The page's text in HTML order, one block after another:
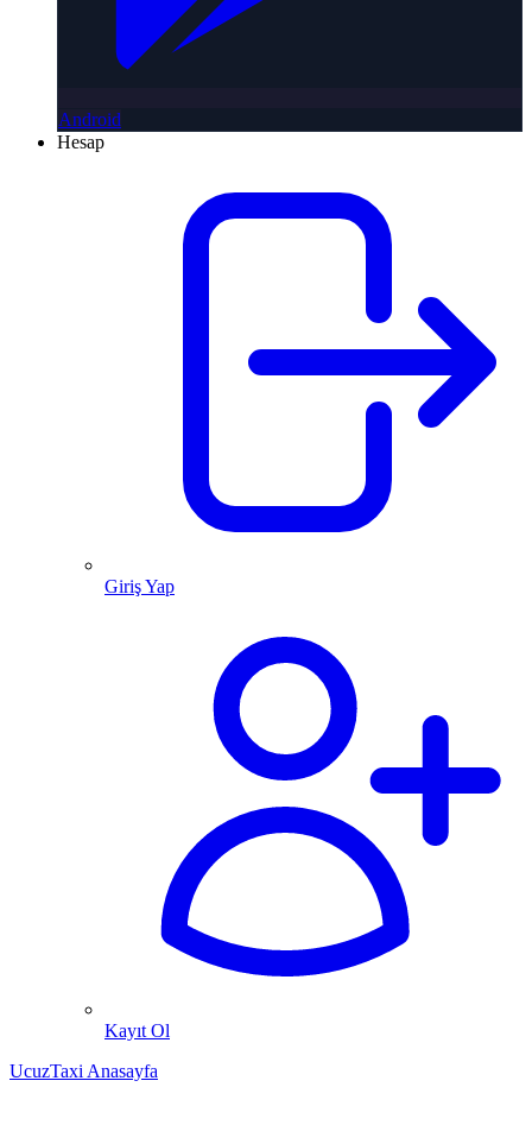
Android
Hesap
Giriş Yap
Kayıt Ol
UcuzTaxi Anasayfa